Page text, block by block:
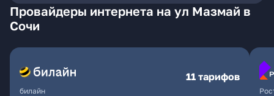
Провайдеры интернета на ул Мазмай в
Сочи
билайн
11 тарифов